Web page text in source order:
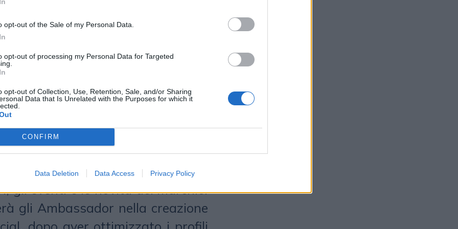
opt-out of the Sale of my Personal Data.
opt-out of processing my Personal Data for Targeted
opt-out of Collection, Use, Retention, Sale, and/or Sharing
Data that Is Unrelated with the Purposes for which it
CONFIRM
Data Deletion Data Access Privacy Policy
prevede, infatti, un presidio
pagina
il perno della strategia di
per far conoscere il Brand agli
rafforzare il legame con la
già scelto di affidarsi a Miele
2024 l’agenzia svilupperà
servizio di brand ambassador
di Miele Professional Italia
gli eventi e le novità del marchio.
gli Ambassador nella creazione